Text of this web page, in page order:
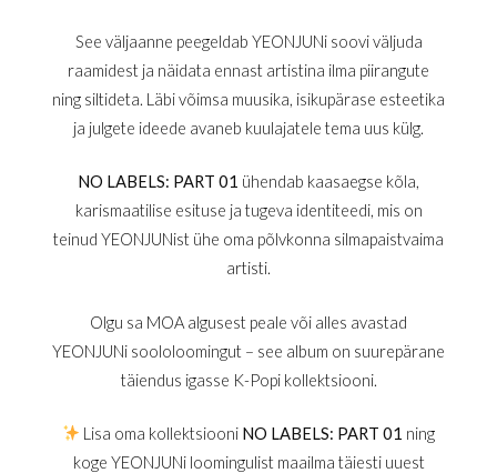
See väljaanne peegeldab YEONJUNi soovi väljuda
raamidest ja näidata ennast artistina ilma piirangute
ning siltideta. Läbi võimsa muusika, isikupärase esteetika
ja julgete ideede avaneb kuulajatele tema uus külg.
NO LABELS: PART 01 ühendab kaasaegse kõla,
karismaatilise esituse ja tugeva identiteedi, mis on
teinud YEONJUNist ühe oma põlvkonna silmapaistvaima
artisti.
Olgu sa MOA algusest peale või alles avastad
YEONJUNi soololoomingut – see album on suurepärane
täiendus igasse K-Popi kollektsiooni.
Lisa oma kollektsiooni NO LABELS: PART 01 ning
koge YEONJUNi loomingulist maailma täiesti uuest